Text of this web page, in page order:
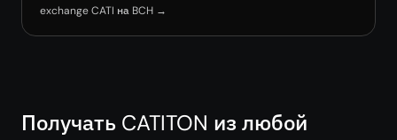
exchange CATI на BCH →
Получать CATITON из любой